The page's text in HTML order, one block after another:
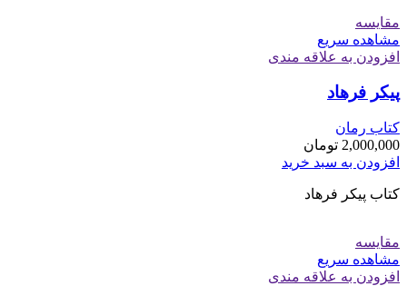
مقایسه
مشاهده سریع
افزودن به علاقه مندی
پیکر فرهاد
کتاب رمان
2,000,000 تومان
افزودن به سبد خرید
کتاب پیکر فرهاد
مقایسه
مشاهده سریع
افزودن به علاقه مندی